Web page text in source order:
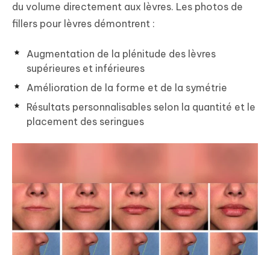
du volume directement aux lèvres. Les photos de
fillers pour lèvres démontrent :
Augmentation de la plénitude des lèvres
supérieures et inférieures
Amélioration de la forme et de la symétrie
Résultats personnalisables selon la quantité et le
placement des seringues